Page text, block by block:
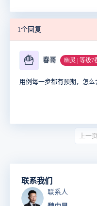
1个回复
🍟 春哥 幽灵 | 等级7
用例每一步都有预期，怎么
上一页
联系我们
联系人